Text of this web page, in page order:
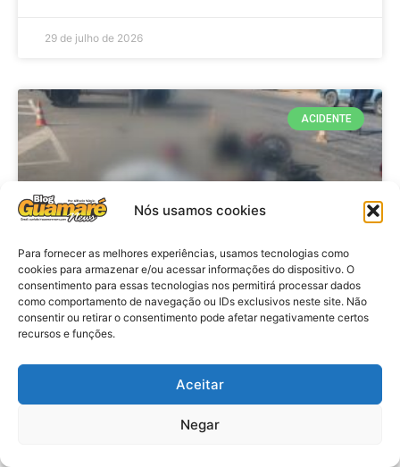
Nós usamos cookies
Para fornecer as melhores experiências, usamos tecnologias como
cookies para armazenar e/ou acessar informações do dispositivo. O
consentimento para essas tecnologias nos permitirá processar dados
como comportamento de navegação ou IDs exclusivos neste site. Não
consentir ou retirar o consentimento pode afetar negativamente certos
recursos e funções.
Aceitar
Negar
29 de julho de 2026
ACIDENTE
Acidente: A caminho do trabalho
professora se envolve em
acidente e vai a obito na RN 118
no Alto do Rodrigues, RN